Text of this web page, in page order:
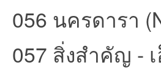
056 นครดารา
057 สิ่งสำคัญ -